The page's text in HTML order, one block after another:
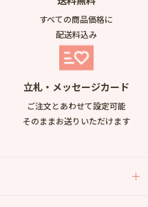
すべての商品価格に
配送料込み
立札・メッセージカード
ご注文とあわせて設定可能
そのままお送りいただけます